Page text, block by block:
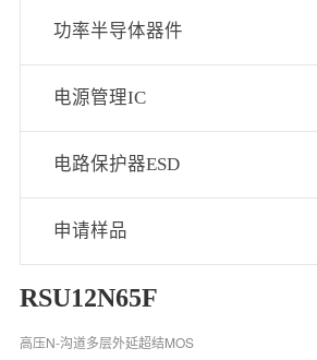
功率半导体器件
电源管理IC
电路保护器ESD
申请样品
RSU12N65F
高压N-沟道多层外延超结MOS